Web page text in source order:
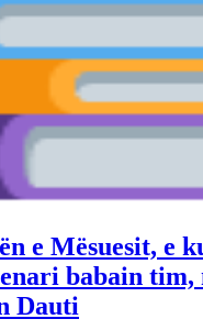
e Mësuesit, e
babain tim,
Dauti